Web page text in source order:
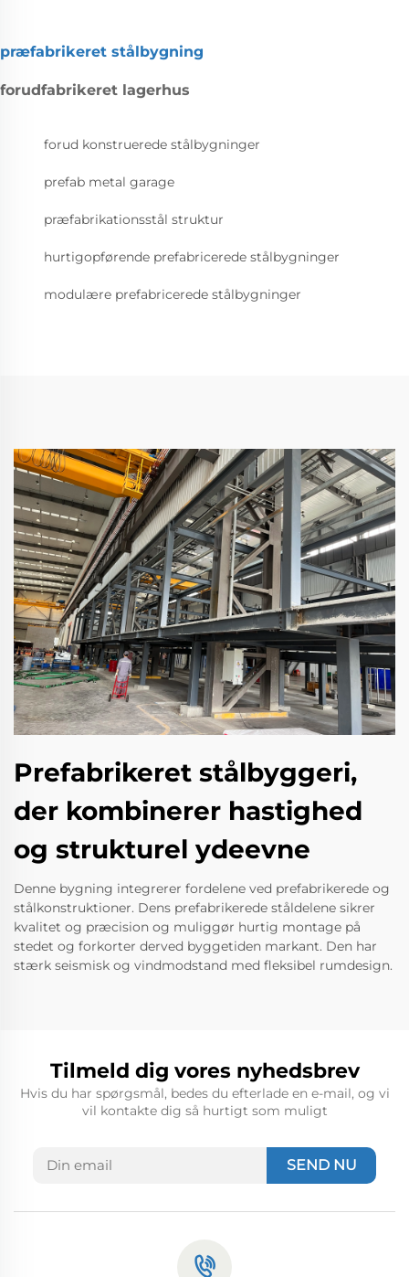
præfabrikeret stålbygning
forudfabrikeret lagerhus
forud konstruerede stålbygninger
prefab metal garage
præfabrikationsstål struktur
hurtigopførende prefabricerede stålbygninger
modulære prefabricerede stålbygninger
Prefabrikeret stålbyggeri,
der kombinerer hastighed
og strukturel ydeevne
Denne bygning integrerer fordelene ved prefabrikerede og
stålkonstruktioner. Dens prefabrikerede ståldelene sikrer
kvalitet og præcision og muliggør hurtig montage på
stedet og forkorter derved byggetiden markant. Den har
stærk seismisk og vindmodstand med fleksibel rumdesign.
Tilmeld dig vores nyhedsbrev
Hvis du har spørgsmål, bedes du efterlade en e-mail, og vi
vil kontakte dig så hurtigt som muligt
SEND NU